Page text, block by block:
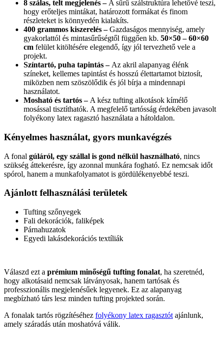
8 szálas, telt megjelenés – A sűrű szálstruktúra lehetővé teszi,
hogy erőteljes mintákat, határozott formákat és finom
részleteket is könnyedén kialakíts.
400 grammos kiszerelés –Gazdaságos mennyiség, amely
gyakorlattól és mintasűrűségtől függően kb. 50×50 – 60×60
cm felület kitöltésére elegendő, így jól tervezhető vele a
projekt.
Színtartó, puha tapintás – Az akril alapanyag élénk
színeket, kellemes tapintást és hosszú élettartamot biztosít,
miközben nem szöszölődik és jól bírja a mindennapi
használatot.
Mosható és tartós – A kész tufting alkotások kímélő
mosással tisztíthatók. A megfelelő tartósság érdekében javasolt
folyékony latex ragasztó használata a hátoldalon.
Kényelmes használat, gyors munkavégzés
A fonal gúláról, egy szállal is gond nélkül használható, nincs
szükség áttekerésre, így azonnal munkára fogható. Ez nemcsak időt
spórol, hanem a munkafolyamatot is gördülékenyebbé teszi.
Ajánlott felhasználási területek
Tufting szőnyegek
Fali dekorációk, faliképek
Párnahuzatok
Egyedi lakásdekorációs textíliák
Válaszd ezt a prémium minőségű tufting fonalat, ha szeretnéd,
hogy alkotásaid nemcsak látványosak, hanem tartósak és
professzionális megjelenésűek legyenek. Ez az alapanyag
megbízható társ lesz minden tufting projekted során.
A fonalak tartós rögzítéséhez folyékony latex ragasztót ajánlunk,
amely száradás után moshatóvá válik.